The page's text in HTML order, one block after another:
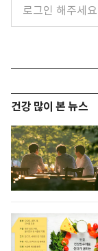
건강 많이 본 뉴스